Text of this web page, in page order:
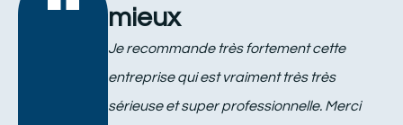
mieux
Je recommande très fortement cette
entreprise qui est vraiment très très
sérieuse et super professionnelle. Merci